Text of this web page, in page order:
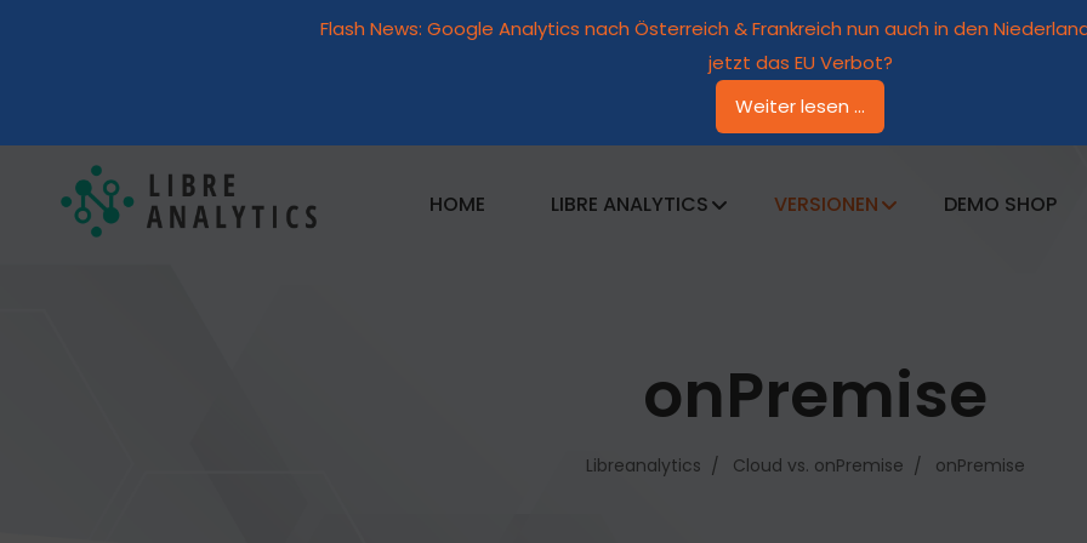
HOME LIBRE ANALYTICS VERSIONEN DEMO SHOP
onPremise
Libreanalytics Cloud vs. onPremise onPremise
Flash News: Google Analytics nach Österreich & Frankreich nun auch in den
jetzt das EU Verbot?
Weiter lesen ...